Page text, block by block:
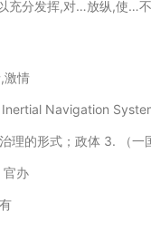
充分发挥,对…放纵,使…
激情
Navigation
理的形式；政体 3. （
官办